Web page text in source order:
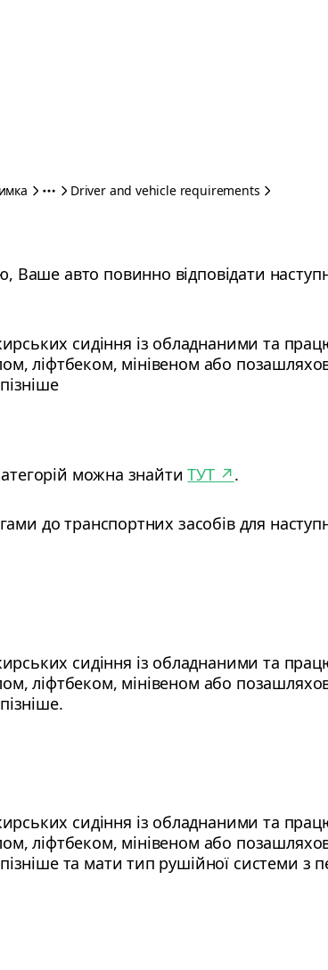
Driver and vehicle requirements
авто повинно відповідати
сидіння із обладнаними та
ліфтбеком, мінівеном або
можна знайтиТУТ↗.
до транспортних засобів для
сидіння із обладнаними та
ліфтбеком, мінівеном або
сидіння із обладнаними та
ліфтбеком, мінівеном або
та мати тип рушійної системи з